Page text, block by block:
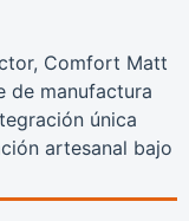
Comfort Matt
de manufactura
única
artesanal bajo